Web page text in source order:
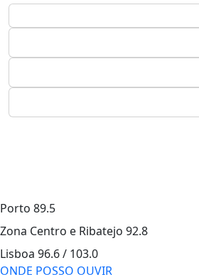
Porto 89.5
Zona Centro e Ribatejo 92.8
Lisboa 96.6 / 103.0
ONDE POSSO OUVIR